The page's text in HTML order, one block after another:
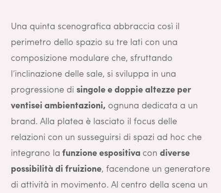
Una quinta scenografica abbraccia così il
perimetro dello spazio su tre lati con una
composizione modulare che, sfruttando
l’inclinazione delle sale, si sviluppa in una
progressione di singole e doppie altezze per
ventisei ambientazioni, ognuna dedicata a un
brand. Alla platea è lasciato il focus delle
relazioni con un susseguirsi di spazi ad hoc che
integrano la funzione espositiva con diverse
possibilità di fruizione, facendone un generatore
di attività in movimento. Al centro della scena un